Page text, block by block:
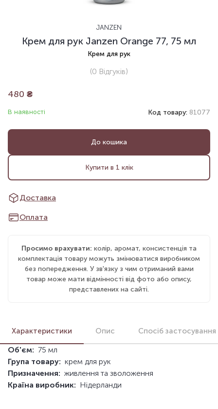
JANZEN
Крем для рук Janzen Orange 77, 75 мл
Крем для рук
(0 Відгуків)
480 ₴
В наявності Код товару: 81077
До кошика
Купити в 1 клік
Доставка
Оплата
Просимо врахувати: колір, аромат, консистенція та
комплектація товару можуть змінюватися виробником
без попередження. У зв'язку з чим отриманий вами
товар може мати відмінності від фото або опису,
представлених на сайті.
Характеристики Опис Спосіб застосування
Об'єм: 75 мл
Група товару: крем для рук
Призначення: живлення та зволоження
Країна виробник: Нідерланди